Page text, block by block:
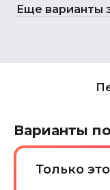
Еще варианты
Варианты
Только